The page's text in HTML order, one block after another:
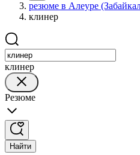
резюме в Алеуре
клинер
клинер
Резюме
Найти